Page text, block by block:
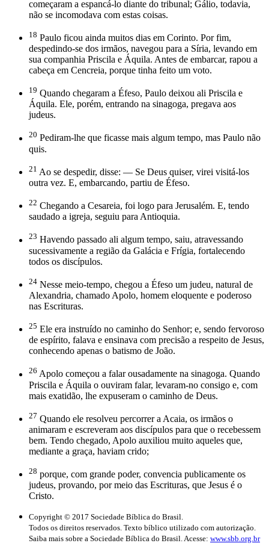
começaram a espancá-lo diante do tribunal; Gálio, todavia,
não se incomodava com estas coisas.
18 Paulo ficou ainda muitos dias em Corinto. Por fim,
despedindo-se dos irmãos, navegou para a Síria, levando em
sua companhia Priscila e Áquila. Antes de embarcar, rapou a
cabeça em Cencreia, porque tinha feito um voto.
19 Quando chegaram a Éfeso, Paulo deixou ali Priscila e
Áquila. Ele, porém, entrando na sinagoga, pregava aos
judeus.
20 Pediram-lhe que ficasse mais algum tempo, mas Paulo não
quis.
21 Ao se despedir, disse: — Se Deus quiser, virei visitá-los
outra vez. E, embarcando, partiu de Éfeso.
22 Chegando a Cesareia, foi logo para Jerusalém. E, tendo
saudado a igreja, seguiu para Antioquia.
23 Havendo passado ali algum tempo, saiu, atravessando
sucessivamente a região da Galácia e Frígia, fortalecendo
todos os discípulos.
24 Nesse meio-tempo, chegou a Éfeso um judeu, natural de
Alexandria, chamado Apolo, homem eloquente e poderoso
nas Escrituras.
25 Ele era instruído no caminho do Senhor; e, sendo fervoroso
de espírito, falava e ensinava com precisão a respeito de Jesus,
conhecendo apenas o batismo de João.
26 Apolo começou a falar ousadamente na sinagoga. Quando
Priscila e Áquila o ouviram falar, levaram-no consigo e, com
mais exatidão, lhe expuseram o caminho de Deus.
27 Quando ele resolveu percorrer a Acaia, os irmãos o
animaram e escreveram aos discípulos para que o recebessem
bem. Tendo chegado, Apolo auxiliou muito aqueles que,
mediante a graça, haviam crido;
28 porque, com grande poder, convencia publicamente os
judeus, provando, por meio das Escrituras, que Jesus é o
Cristo.
Copyright © 2017 Sociedade Bíblica do Brasil.
Todos os direitos reservados. Texto bíblico utilizado com autorização.
Saiba mais sobre a Sociedade Bíblica do Brasil. Acesse: www.sbb.org.br